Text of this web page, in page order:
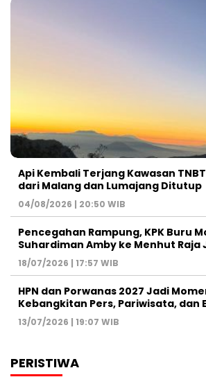
Api Kembali Terjang Kawasan
dari Malang dan Lumajang Ditutup
04/08/2026 | 20:50 WIB
Pencegahan Rampung, KPK Buru
Suhardiman Amby ke Menhut Raja
18/07/2026 | 17:57 WIB
HPN dan Porwanas 2027 Jadi
Kebangkitan Pers, Pariwisata, dan
13/07/2026 | 19:07 WIB
PERISTIWA